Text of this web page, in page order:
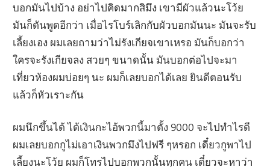
บอกมันไปบ้าง อย่าไปคิดมากสิมึง เขามีผัวแล้วนะโว้ย
มันก็ดันพูดอีกว่า เมื่อไรโบร์เลิกกับผัวบอกมันนะ มันจะรับ
เลี้ยงเอง ผมเลยถามว่าไม่รังเกียจเขาเหรอ มันก็บอกว่า
ใครจะรังเกียจลง สวยๆ ขนาดนั้น มันบอกต่อไปจะมา
เที่ยวห้องผมบ่อยๆ นะ ผมก็เลยบอกได้เลย ยินดีตอนรับ
แล้วก็หัวเราะกัน
ผมนึกขึ้นได้ ได้เงินกะไอ้พวกนี้มาตั้ง 9000 จะไปทำไรดี
ผมเลยบอกกูไม่เอาเงินพวกมึงไปฟรี ๆหรอก เดี๋ยวกูพาไป
เลี้ยงนะโว้ย ผมก็โทรไปบอกพวกนั้นทุกคน เดี๋ยวจะหาว่า